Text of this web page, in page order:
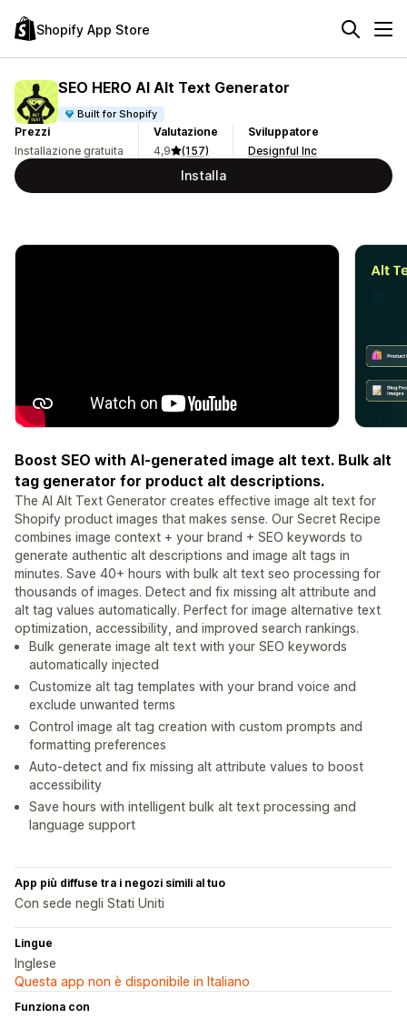
Shopify App Store
SEO HERO AI Alt Text Generator
Built for Shopify
Prezzi
Installazione gratuita
Valutazione
4,9
(157)
Sviluppatore
Designful Inc
Installa
Boost SEO with AI-generated image alt text. Bulk alt
tag generator for product alt descriptions.
The AI Alt Text Generator creates effective image alt text for
Shopify product images that makes sense. Our Secret Recipe
combines image context + your brand + SEO keywords to
generate authentic alt descriptions and image alt tags in
minutes. Save 40+ hours with bulk alt text seo processing for
thousands of images. Detect and fix missing alt attribute and
alt tag values automatically. Perfect for image alternative text
optimization, accessibility, and improved search rankings.
Bulk generate image alt text with your SEO keywords
automatically injected
Customize alt tag templates with your brand voice and
exclude unwanted terms
Control image alt tag creation with custom prompts and
formatting preferences
Auto-detect and fix missing alt attribute values to boost
accessibility
Save hours with intelligent bulk alt text processing and
language support
App più diffuse tra i negozi simili al tuo
Con sede negli Stati Uniti
Lingue
Inglese
Questa app non è disponibile in Italiano
Funziona con